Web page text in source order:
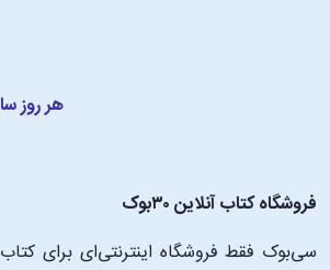
هر روز
فروشگاه کتاب آنلاین ۳۰بوک
سی‌بوک فقط فروشگاه اینترنتی‌ای برای